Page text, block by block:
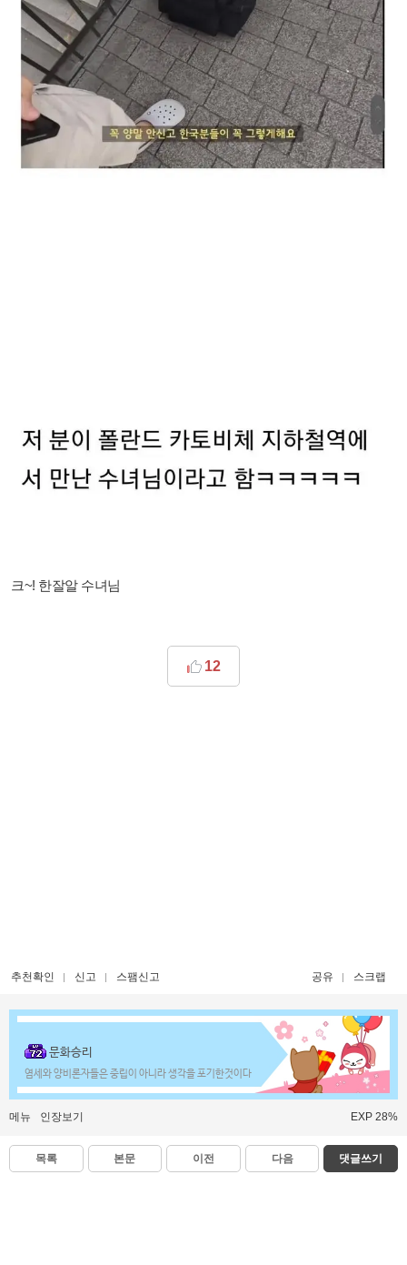
크~! 한잘알 수녀님
12
추천확인 신고 스팸신고 공유 스크랩
문화승리
염세와 양비론자들은 중립이 아니라 생각을 포기한것이다
메뉴 인장보기 EXP 28%
목록 본문 이전 다음 댓글쓰기